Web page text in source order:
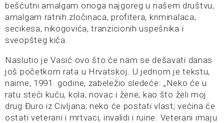
bešćutni amalgam onoga najgoreg u našem društvu,
amalgam ratnih zločinaca, profitera, kriminalaca,
secikesa, nikogovića, tranzicionih uspešnika i
sveopšteg kiča.
Naslutio je Vasić ovo što će nam se dešavati danas
još početkom rata u Hrvatskoj. U jednom je tekstu,
naime, 1991. godine, zabeležio sledeće: „Neko će u
ratu steći kuću, kola, novac i žene, kao što želi moj
drug Đuro iz Civljana; neko će postati vlast; većina će
ostati veterani i mrtvaci, invalidi i ruine. Veterani imaju